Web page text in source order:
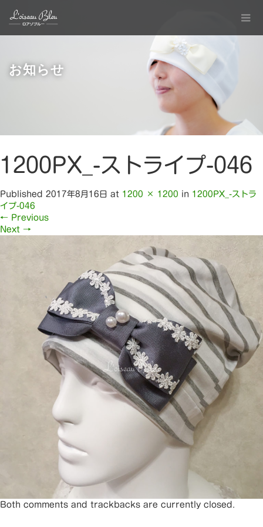
お知らせ
1200PX_-ストライプ-046
Published 2017年8月16日 at 1200 × 1200 in 1200PX_-ストラ
イプ-046
← Previous
Next →
Both comments and trackbacks are currently closed.